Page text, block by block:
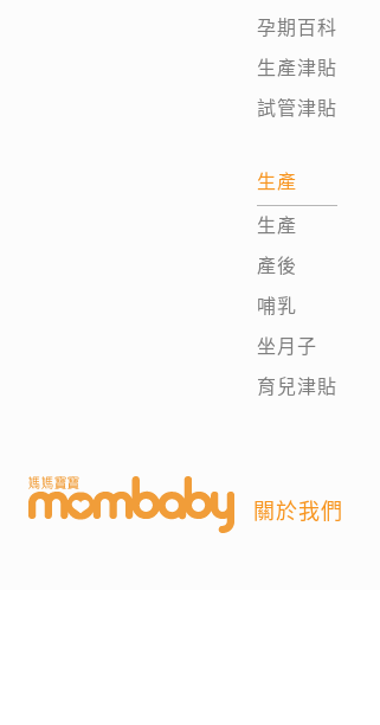
孕期百科
生產津貼
試管津貼
生產
生產
產後
哺乳
坐月子
育兒津貼
關於我們